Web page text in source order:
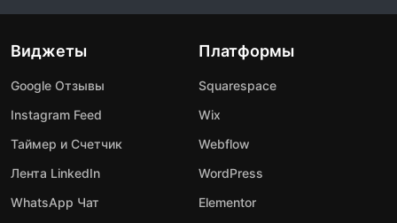
Виджеты
Google Отзывы
Instagram Feed
Таймер и Счетчик
Лента LinkedIn
WhatsApp Чат
Платформы
Squarespace
Wix
Webflow
WordPress
Elementor